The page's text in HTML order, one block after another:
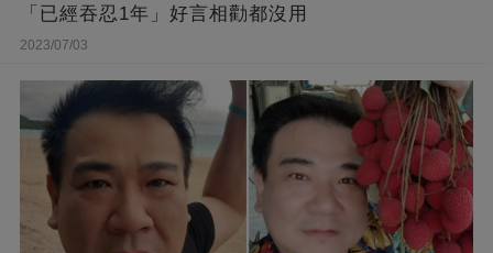
「已經吞忍1年」好言相勸都沒用
2023/07/03